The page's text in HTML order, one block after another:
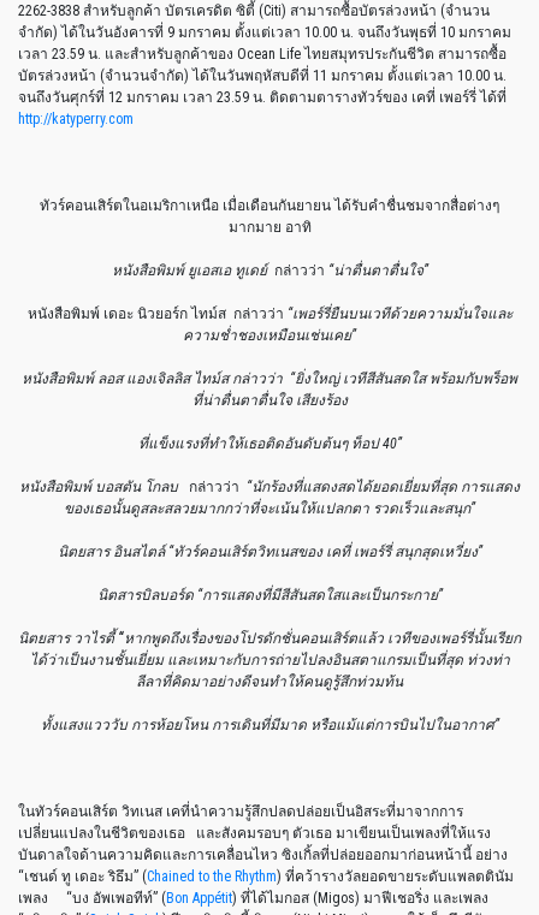
2262-3838 สำหรับลูกค้า บัตรเครดิต ซิตี้ (Citi) สามารถซื้อบัตรล่วงหน้า (จำนวน
จำกัด) ได้ในวันอังคารที่ 9 มกราคม ตั้งแต่เวลา 10.00 น. จนถึงวันพุธที่ 10 มกราคม
เวลา 23.59 น. และสำหรับลูกค้าของ Ocean Life ไทยสมุทรประกันชีวิต สามารถซื้อ
บัตรล่วงหน้า (จำนวนจำกัด) ได้ในวันพฤหัสบดีที่ 11 มกราคม ตั้งแต่เวลา 10.00 น.
จนถึงวันศุกร์ที่ 12 มกราคม เวลา 23.59 น. ติดตามตารางทัวร์ของ เคที่ เพอร์รี่ ได้ที่
http://katyperry.com
ทัวร์คอนเสิร์ตในอเมริกาเหนือ เมื่อเดือนกันยายน ได้รับคำชื่นชมจากสื่อต่างๆ
มากมาย อาทิ
หนังสือพิมพ์ ยูเอสเอ ทูเดย์กล่าวว่า “น่าตื่นตาตื่นใจ”
หนังสือพิมพ์ เดอะ นิวยอร์ก ไทม์ส กล่าวว่า “เพอร์รี่ยืนบนเวทีด้วยความมั่นใจและ
ความช่ำชองเหมือนเช่นเคย”
หนังสือพิมพ์ ลอส แองเจิลลิส ไทม์ส กล่าวว่า “ยิ่งใหญ่ เวทีสีสันสดใส พร้อมกับพร็อพ
ที่น่าตื่นตาตื่นใจ เสียงร้อง
ที่แข็งแรงที่ทำให้เธอติดอันดับต้นๆ ท็อป40”
หนังสือพิมพ์ บอสตัน โกลบกล่าวว่า “นักร้องที่แสดงสดได้ยอดเยี่ยมที่สุด การแสดง
ของเธอนั้นดูสละสลวยมากกว่าที่จะเน้นให้แปลกตา รวดเร็วและสนุก”
นิตยสาร อินสไตล์ “ทัวร์คอนเสิร์ตวิทเนสของ เคที่ เพอร์รี่ สนุกสุดเหวี่ยง”
นิตสารบิลบอร์ด “การแสดงที่มีสีสันสดใสและเป็นกระกาย”
นิตยสาร วาไรตี้ “หากพูดถึงเรื่องของโปรดักชั่นคอนเสิร์ตแล้ว เวทีของเพอร์รี่นั้นเรียก
ได้ว่าเป็นงานชั้นเยี่ยม และเหมาะกับการถ่ายไปลงอินสตาแกรมเป็นที่สุด ท่วงท่า
ลีลาที่คิดมาอย่างดีจนทำให้คนดูรู้สึกท่วมท้น
ทั้งแสงแวววับ การห้อยโหน การเดินที่มีมาด หรือแม้แต่การบินไปในอากาศ”
ในทัวร์คอนเสิร์ต วิทเนส เคที่นำความรู้สึกปลดปล่อยเป็นอิสระที่มาจากการ
เปลี่ยนแปลงในชีวิตของเธอ และสังคมรอบๆ ตัวเธอ มาเขียนเป็นเพลงที่ให้แรง
บันดาลใจด้านความคิดและการเคลื่อนไหว ซิงเกิ้ลที่ปล่อยออกมาก่อนหน้านี้ อย่าง
“เชนด์ ทู เดอะ ริธึม” (Chained to the Rhythm) ที่คว้ารางวัลยอดขายระดับแพลตตินัม
เพลง “บง อัพเพอทีท์” ( Bon Appétit) ที่ได้ไมกอส (Migos) มาฟีเชอริ่ง และเพลง